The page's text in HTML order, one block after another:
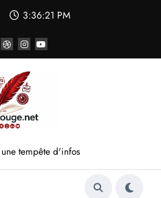
3:36:21 PM
tempête d'infos